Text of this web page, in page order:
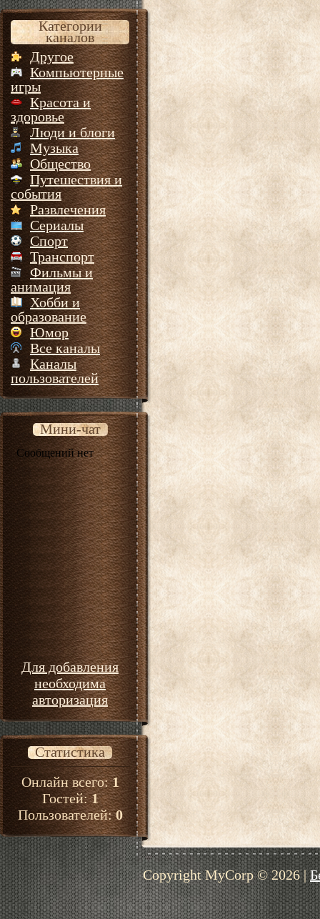
Категории
каналов
Другое
Компьютерные
игры
Красота и
здоровье
Люди и блоги
Музыка
Общество
Путешествия и
события
Развлечения
Сериалы
Спорт
Транспорт
Фильмы и
анимация
Хобби и
образование
Юмор
Все каналы
Каналы
пользователей
Мини-чат
Для добавления
необходима
авторизация
Статистика
Онлайн всего:1
Гостей:1
Пользователей:0
Copyright MyCorp © 2026|